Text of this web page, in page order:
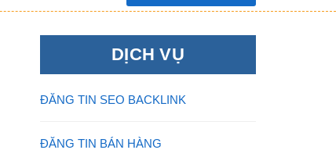
DỊCH VỤ
ĐĂNG TIN SEO BACKLINK
ĐĂNG TIN BÁN HÀNG